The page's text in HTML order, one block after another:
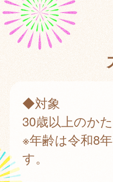
◆対象
30歳以上のかた
※年齢は令和8
す。